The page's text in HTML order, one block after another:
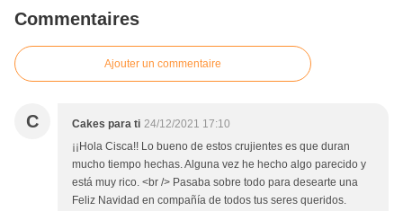
Commentaires
Ajouter un commentaire
C Cakes para ti 24/12/2021 17:10
¡¡Hola Cisca!! Lo bueno de estos crujientes es que duran
mucho tiempo hechas. Alguna vez he hecho algo parecido y
está muy rico. <br /> Pasaba sobre todo para desearte una
Feliz Navidad en compañía de todos tus seres queridos.